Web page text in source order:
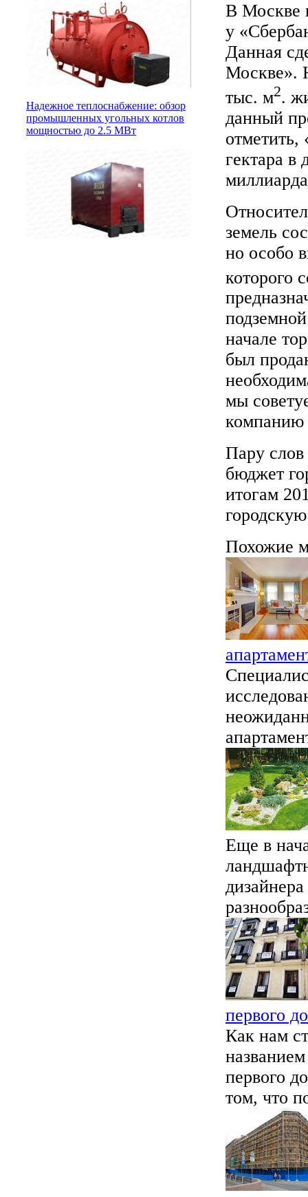
Надежное теплоснабжение: обзор
промышленных угольных котлов
мощностью до 2.5 МВт
В Москве
у
Данная
Москве».
тыс. м2.
данный
гектара в
земель
но особо
которого
начале
был
мы
компанию
Пару
бюджет
итогам
Похожие
Еще в
первого
Как нам
первого
том, что